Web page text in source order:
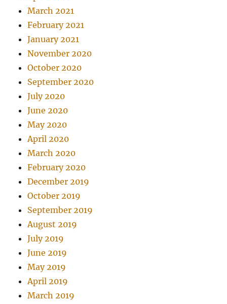
March 2021
February 2021
January 2021
November 2020
October 2020
September 2020
July 2020
June 2020
May 2020
April 2020
March 2020
February 2020
December 2019
October 2019
September 2019
August 2019
July 2019
June 2019
May 2019
April 2019
March 2019